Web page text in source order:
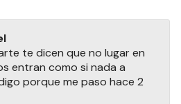
te dicen que no lugar en
entran como si nada a
porque me paso hace 2